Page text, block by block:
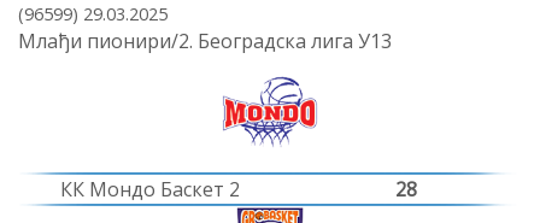
(96599) 29.03.2025
Млађи пионири/2. Београдска лига У13
КК Мондо Баскет 2 28